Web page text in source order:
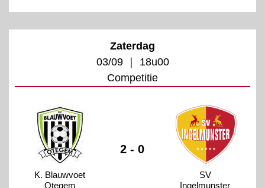
Zaterdag
03/09 ｜ 18u00
Competitie
K. Blauwvoet
Otegem
2 - 0
SV
Ingelmunster